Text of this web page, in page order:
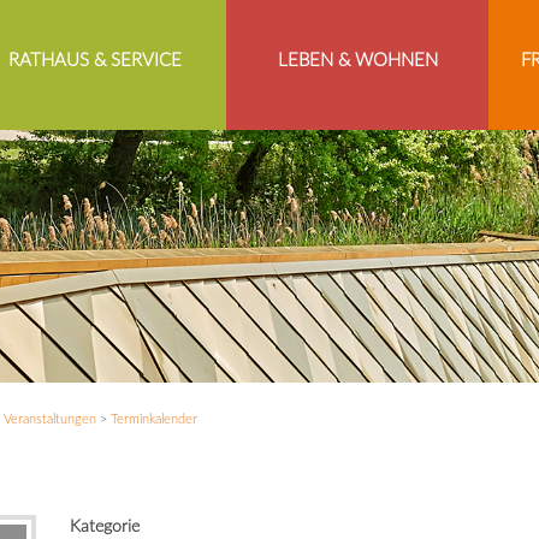
RATHAUS & SERVICE LEBEN & WOHNEN
Veranstaltungen> Terminkalender
Kategorie